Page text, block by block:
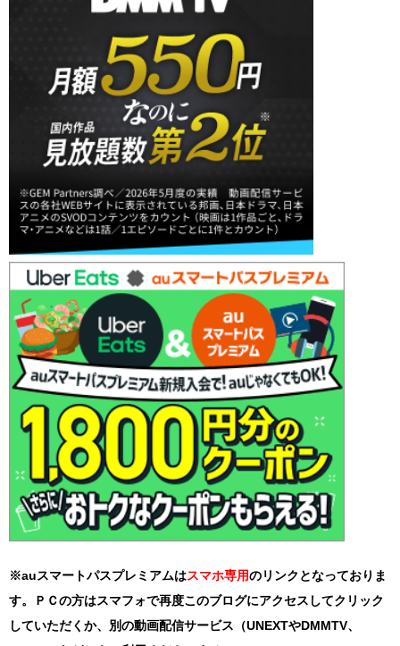
※auスマートパスプレミアムはスマホ専用のリンクとなっておりま
す。ＰＣの方はスマフォで再度このブログにアクセスしてクリック
していただくか、別の動画配信サービス（UNEXTやDMMTV、